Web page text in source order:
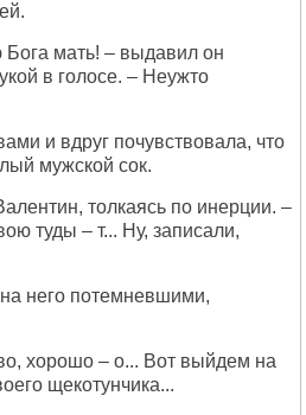
мать! – выдавил он
в голосе. – Неужто
и вдруг почувствовала, что
мужской сок.
толкаясь по инерции. –
туды – т... Ну, записали,
него потемневшими,
хорошо – о... Вот выйдем на
щекотунчика...